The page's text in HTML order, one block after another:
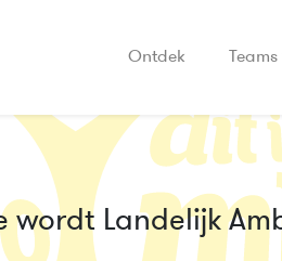
Ontdek
wordt Landelijk